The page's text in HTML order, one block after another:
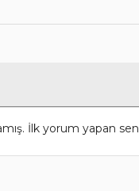
İlk yorum yapan